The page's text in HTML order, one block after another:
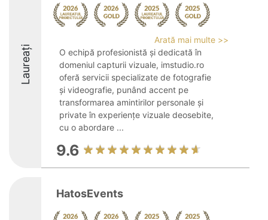
Laureați
Arată mai multe >>
O echipă profesionistă și dedicată în
domeniul capturii vizuale, imstudio.ro
oferă servicii specializate de fotografie
și videografie, punând accent pe
transformarea amintirilor personale și
private în experiențe vizuale deosebite,
cu o abordare ...
9.6
HatosEvents